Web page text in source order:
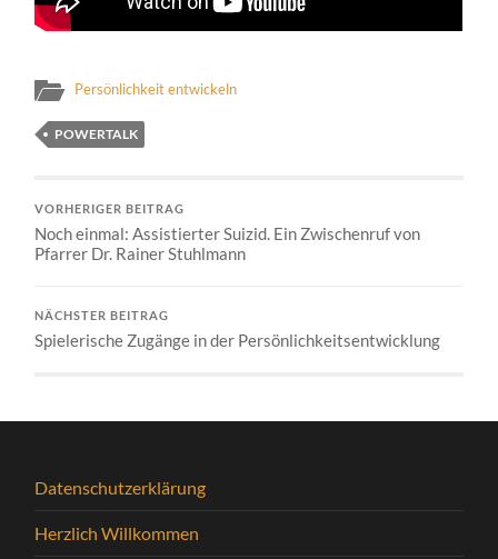
Persönlichkeit entwickeln
POWERTALK
VORHERIGER BEITRAG
Noch einmal: Assistierter Suizid. Ein Zwischenruf von
Pfarrer Dr. Rainer Stuhlmann
NÄCHSTER BEITRAG
Spielerische Zugänge in der Persönlichkeitsentwicklung
Datenschutzerklärung
Herzlich Willkommen